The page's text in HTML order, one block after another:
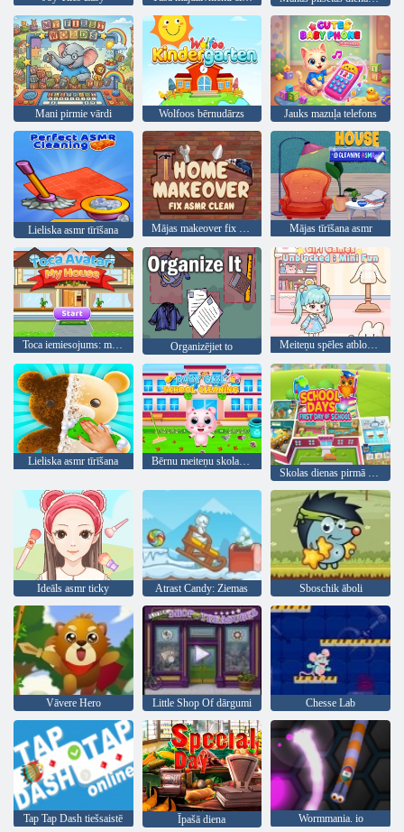
Mani pirmie vārdi Wolfoos bērnudārzs Jauks mazuļa telefons
Lieliska asmr tīrīšana Mājas makeover fix asmr tīrs Mājas tīrīšana asmr
Toca iemiesojums: mana māja Organizējiet to Meiteņu spēles atbloķēta mini izklaide
Lieliska asmr tīrīšana
Bērnu meiteņu skolas tīrīšana
Skolas dienas pirmā skolas diena
Ideāls asmr ticky Atrast Candy: Ziemas Sboschik āboli
Vāvere Hero Little Shop Of dārgumi Chesse Lab
Tap Tap Dash tiešsaistē Īpašā diena Wormmania. io